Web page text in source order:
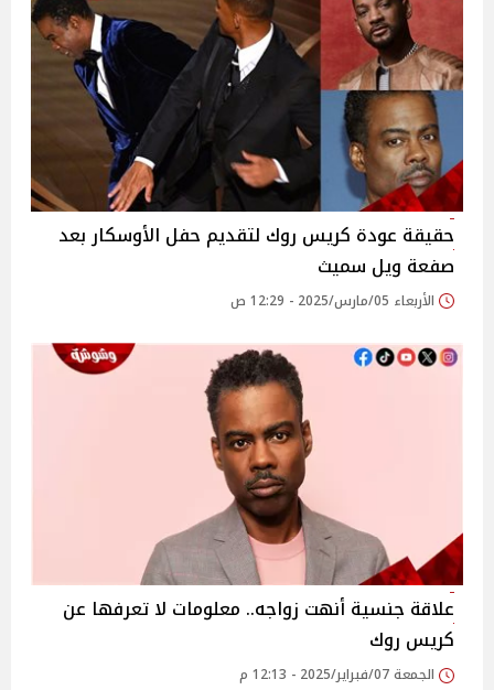
حقيقة عودة كريس روك لتقديم حفل الأوسكار بعد
صفعة ويل سميث
الأربعاء 05/مارس/2025 - 12:29 ص
علاقة جنسية أنهت زواجه.. معلومات لا تعرفها عن
كريس روك
الجمعة 07/فبراير/2025 - 12:13 م